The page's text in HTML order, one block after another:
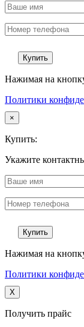
Нажимая на
Политики
×
Купить:
Укажите
Нажимая на
Политики
X
Получить прайс